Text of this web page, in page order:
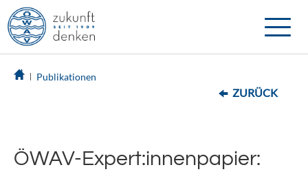
Toggle
Publikationen
ZURÜCK
ÖWAV-Expert:innenpapier: